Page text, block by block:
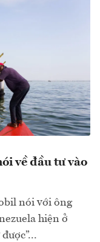
về đầu tư vào
nói với ông
hiện ở